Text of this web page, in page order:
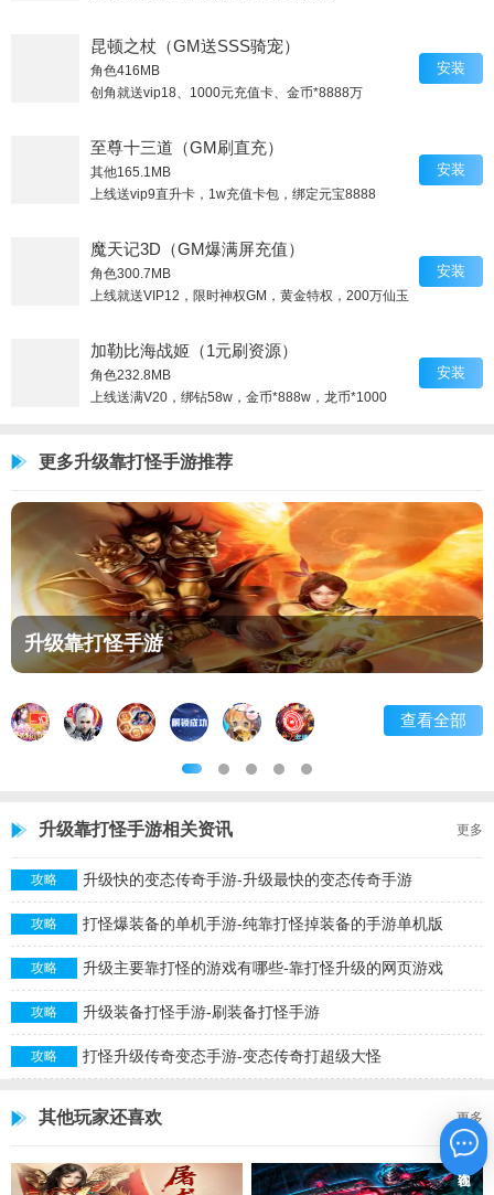
昆顿之杖（GM送SSS骑宠）
角色416MB
创角就送vip18、1000元充值卡、金币*8888万
安装
至尊十三道（GM刷直充）
其他165.1MB
上线送vip9直升卡，1w充值卡包，绑定元宝8888
安装
魔天记3D（GM爆满屏充值）
角色300.7MB
上线就送VIP12，限时神权GM，黄金特权，200万仙玉
安装
加勒比海战姬（1元刷资源）
角色232.8MB
上线送满V20，绑钻58w，金币*888w，龙币*1000
安装
更多升级靠打怪手游推荐
升级靠打怪手游
查看全部
升级靠打怪手游相关资讯 更多
攻略 升级快的变态传奇手游-升级最快的变态传奇手游
攻略 打怪爆装备的单机手游-纯靠打怪掉装备的手游单机版
攻略 升级主要靠打怪的游戏有哪些-靠打怪升级的网页游戏
攻略 升级装备打怪手游-刷装备打怪手游
攻略 打怪升级传奇变态手游-变态传奇打超级大怪
其他玩家还喜欢 更多